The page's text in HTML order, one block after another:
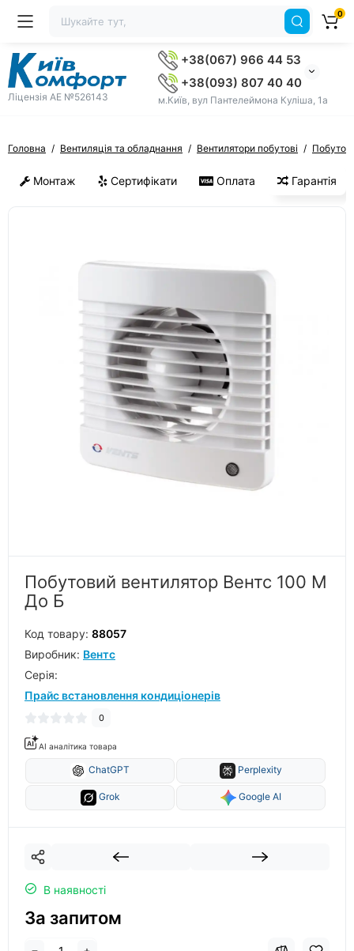
Ліцензія AE №526143
+38(067) 966 44 53
+38(093) 807 40 40
м.Київ, вул Пантелеймона Куліша, 1а
0
Головна Вентиляція та обладнання Вентилятори побутові
Монтаж Сертифікати Оплата Гарантія
Побутовий вентилятор Вентс 100 М
До Б
Код товару: 88057
Виробник: Вентс
Серiя:
Прайс встановлення кондиціонерів
0
AI аналітика товара
ChatGPT Perplexity
Grok Google AI
В наявності
За запитом